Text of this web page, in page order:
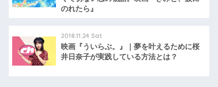
のれたら』
2018.11.24 Sat
映画『ういらぶ。』｜夢を叶えるために桜
井日奈子が実践している方法とは？